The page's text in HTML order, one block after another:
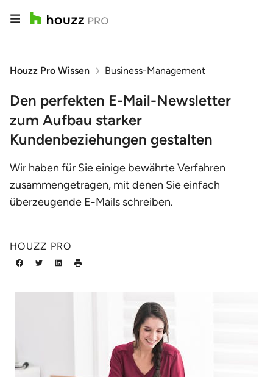
Houzz Pro Wissen Business-Management
Den perfekten E-Mail-Newsletter
zum Aufbau starker
Kundenbeziehungen gestalten
Wir haben für Sie einige bewährte Verfahren
zusammengetragen, mit denen Sie einfach
überzeugende E-Mails schreiben.
HOUZZ PRO